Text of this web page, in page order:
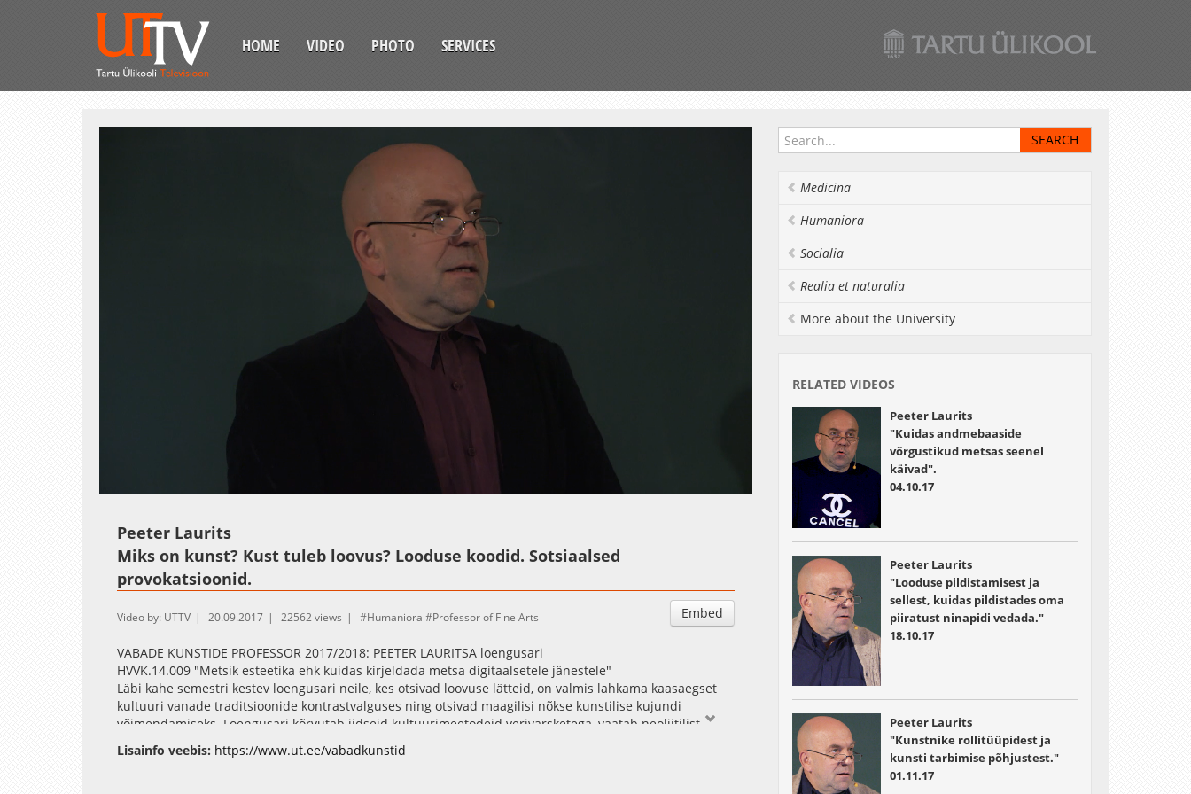
HOME VIDEO PHOTO SERVICES
Peeter Laurits
Miks on kunst? Kust tuleb loovus? Looduse koodid. Sotsiaalsed
provokatsioonid.
Embed
Video by: UTTV 20.09.2017 22562 views Humaniora Professor of Fine Arts
VABADE KUNSTIDE PROFESSOR 2017/2018: PEETER LAURITSA loengusari
HVVK.14.009 "Metsik esteetika ehk kuidas kirjeldada metsa digitaalsetele jänestele"
Läbi kahe semestri kestev loengusari neile, kes otsivad loovuse lätteid, on valmis lahkama kaasaegset
kultuuri vanade traditsioonide kontrastvalguses ning otsivad maagilisi nõkse kunstilise kujundi
võimendamiseks. Loengusari kõrvutab iidseid kultuurimeetodeid verivärsketega, vaatab neoliitilist
Analüüsib kunstniku rolle erinevates ühiskondades ja kunsti erinevaid sotsiaalseid modaalsusi,
Lisainfo veebis: https://www.ut.ee/vabadkunstid
Medicina
Humaniora
Socialia
Realia et naturalia
More about the University
RELATED VIDEOS
Peeter Laurits
"Kuidas andmebaaside
võrgustikud metsas seenel
käivad".
04.10.17
Peeter Laurits
"Looduse pildistamisest ja
sellest, kuidas pildistades oma
piiratust ninapidi vedada."
18.10.17
Peeter Laurits
"Kunstnike rollitüüpidest ja
kunsti tarbimise põhjustest."
01.11.17